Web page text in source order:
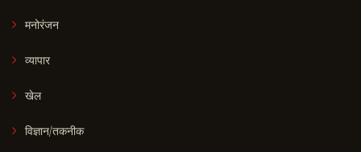
मनोरंजन
व्यापार
खेल
विज्ञान/तकनीक